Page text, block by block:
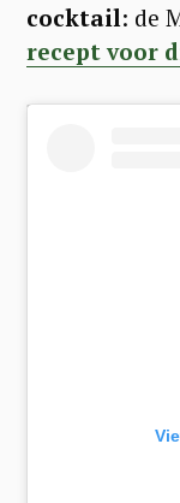
cocktail: de
recept voor
h
f
o